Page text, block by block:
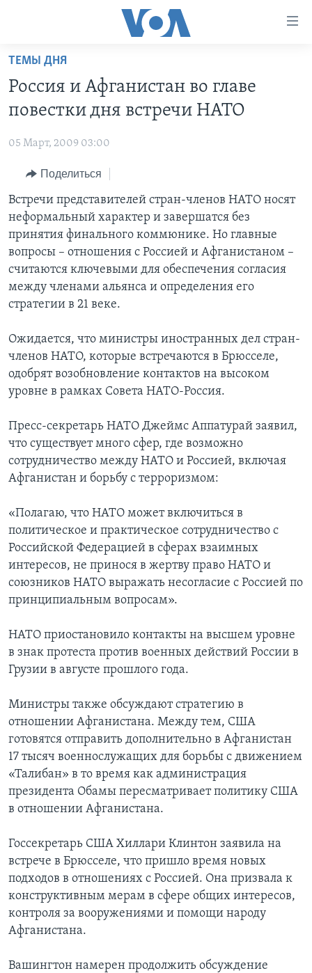
Перейти
основной
контент
навигации
Перейти
поиск
НОВОСТИ ЗА МИНУТУ
ИТОГИ
ПОЧЕМУ ЭТО ВАЖНО?
ДИСКУССИЯ VOA
ДЕТАЛИ
НЬЮ-ЙОРК NEW YORK
АМЕРИКА. БОЛЬШОЕ ПУТЕШЕСТВИЕ
УЧИМ АНГЛИЙСКИЙ
НАША АМЕРИКАНСКАЯ ИСТОРИЯ
А КАК В АМЕРИКЕ?
АРТЕФАКТЫ
АМЕРИКАНСКИЕ ГОРОДКИ
ТЕСТЫ
ЭКСПЕРТИЗА
ИНТЕРВЬЮ
ФАКТЫ ПРОТИВ ФЕЙКОВ
ЗА СВОБОДУ ПРЕССЫ
УЧИМ АНГЛИЙСКИЙ
ВИДЕО
ПОДПИСКА НА НОВОСТИ
Learning English
СОЦИАЛЬНЫЕ СЕТИ
Языки
ТЕМЫ ДНЯ
Россия и Афганистан во главе
повестки дня встречи НАТО
05 Март, 2009 03:00
Поделиться
Встречи представителей стран-членов НАТО носят
неформальный характер и завершатся без
принятия финального коммюнике. Но главные
вопросы – отношения с Россией и Афганистаном –
считаются ключевыми для обеспечения согласия
между членами альянса и определения его
стратегии в 21 веке.
Ожидается, что министры иностранных дел стран-
членов НАТО, которые встречаются в Брюсселе,
одобрят возобновление контактов на высоком
уровне в рамках Совета НАТО-Россия.
Пресс-секретарь НАТО Джеймс Аппатурай заявил,
что существует много сфер, где возможно
сотрудничество между НАТО и Россией, включая
Афганистан и борьбу с терроризмом:
«Полагаю, что НАТО может включиться в
политическое и практическое сотрудничество с
Российской Федерацией в сферах взаимных
интересов, не принося в жертву право НАТО и
союзников НАТО выражать несогласие с Россией по
принципиальным вопросам».
НАТО приостановило контакты на высшем уровне
в знак протеста против военных действий России в
Грузии в августе прошлого года.
Министры также обсуждают стратегию в
отношении Афганистана. Между тем, США
готовятся отправить дополнительно в Афганистан
17 тысяч военнослужащих для борьбы с движением
«Талибан» в то время как администрация
президента Обамы пересматривает политику США
в отношении Афганистана.
Госсекретарь США Хиллари Клинтон заявила на
встрече в Брюсселе, что пришло время новых
подходов в отношениях с Россией. Она призвала к
конструктивным мерам в сфере общих интересов,
контроля за вооружениями и помощи народу
Афганистана.
Вашингтон намерен продолжить обсуждение